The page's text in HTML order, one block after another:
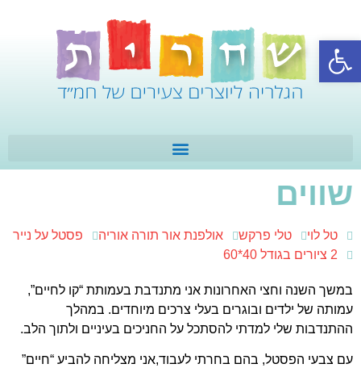
פתח סרגל נגישות
שווים
טל לוי טלי פרקש אולפנת אור תורה אוריה
פסטל על נייר
2 ציורים בגודל 40*60
במשך השנה וחצי האחרונות אני מתנדבת בעמותת “קו לחיים”,
עמותה של ילדים ובוגרים בעלי צרכים מיוחדים. במהלך
ההתנדבות שלי למדתי להסתכל על החניכים בעיניים ולתוך הלב.
עם צבעי הפסטל, בהם בחרתי לעבוד,אני מצליחה להביע “חיים”